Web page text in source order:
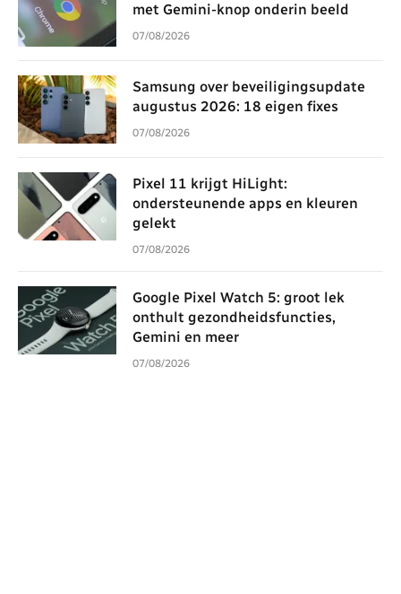
met Gemini-knop onderin beeld
07/08/2026
Samsung over beveiligingsupdate
augustus 2026: 18 eigen fixes
07/08/2026
Pixel 11 krijgt HiLight:
ondersteunende apps en kleuren
gelekt
07/08/2026
Google Pixel Watch 5: groot lek
onthult gezondheidsfuncties,
Gemini en meer
07/08/2026